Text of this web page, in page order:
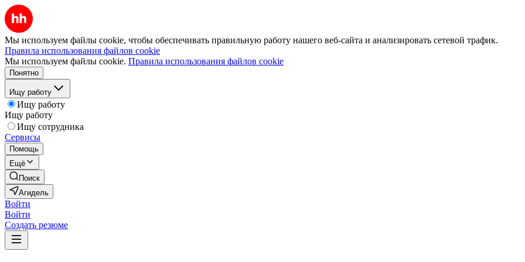
Мы используем файлы cookie, чтобы обеспечивать правильную работу нашего веб-сайта и анализировать сетевой трафик.
Правила использования файлов cookie
Мы используем файлы cookie. Правила использования файлов cookie
Понятно
Ищу работу
Ищу работу
Ищу работу
Ищу сотрудника
Сервисы
Помощь
Ещё
Поиск
Агидель
Войти
Войти
Создать резюме